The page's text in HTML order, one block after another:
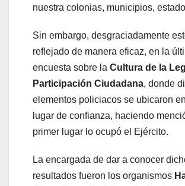
nuestra colonias, municipios,
Sin embargo, desgraciadamente
reflejado de manera eficaz, en la
encuesta sobre la Cultura de la
Participación Ciudadana, donde
elementos policiacos se ubicaron
lugar de confianza, haciendo
primer lugar lo ocupó el Ejército.
La encargada de dar a conocer
resultados fueron los organismos